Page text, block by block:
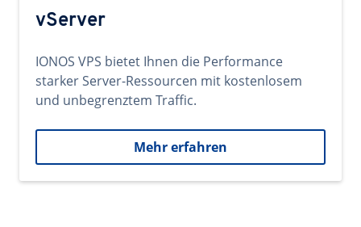
vServer
IONOS VPS bietet Ihnen die Performance
starker Server-Ressourcen mit kostenlosem
und unbegrenztem Traffic.
Mehr erfahren